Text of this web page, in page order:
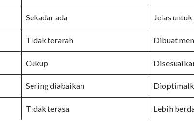
Sekadar ada Jelas
Tidak terarah Dibuat
Cukup
Sering diabaikan
Tidak terasa Lebih